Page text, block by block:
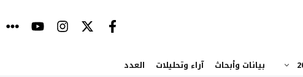
بيانات وأبحاث آراء وتحليلات العدد